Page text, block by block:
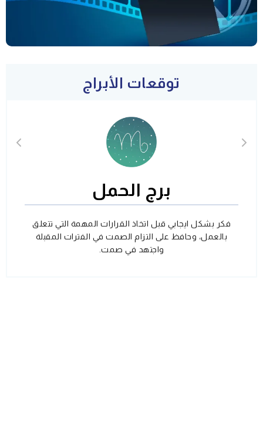
توقعات الأبراج
برج الحمل
فكر بشكل ايجابي قبل اتخاذ القرارات المهمة التي تتعلق
بالعمل، وحافظ على التزام الصمت في الفترات المقبلة
واجتهد في صمت.